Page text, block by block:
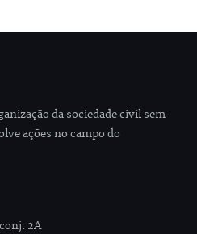
da sociedade civil sem
ações no campo do
2A